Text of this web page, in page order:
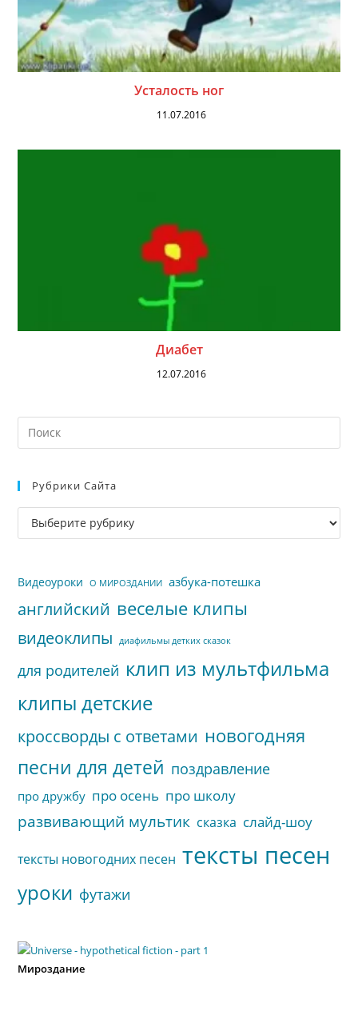
Усталость ног
11.07.2016
Диабет
12.07.2016
Рубрики Сайта
Рубрики
сайта
Видеоуроки О МИРОЗДАНИИ азбука-потешка
английский веселые клипы
видеоклипы диафильмы детких сказок
для родителей клип из мультфильма
клипы детские
кроссворды с ответами новогодняя
песни для детей поздравление
про дружбу про осень про школу
развивающий мультик сказка слайд-шоу
тексты новогодних песен тексты песен
уроки футажи
Мироздание